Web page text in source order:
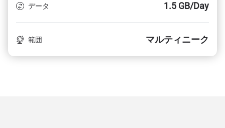
データ 1.5 GB/Day
範囲 マルティニーク